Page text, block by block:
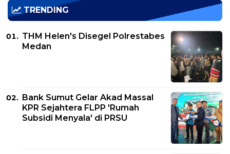
TRENDING
THM Helen's Disegel Polrestabes
Medan
Bank Sumut Gelar Akad Massal
KPR Sejahtera FLPP 'Rumah
Subsidi Menyala' di PRSU